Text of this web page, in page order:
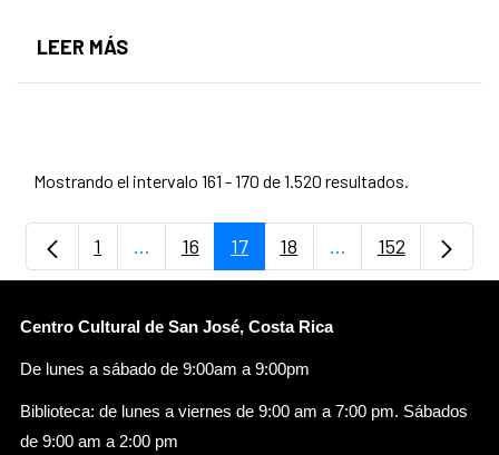
LEER MÁSLECTURA DE POESÍA
Mostrando el intervalo 161 - 170 de 1.520 resultados.
Página
1 ...Páginas intermedias Use TAB para
Página
16 Página
17 Página
18 ...PáginasPágina
152
Centro Cultural de San José, Costa Rica
De lunes a sábado de 9:00am a 9:00pm
Biblioteca: de lunes a viernes de 9:00 am a 7:00 pm. Sábados
de 9:00 am a 2:00 pm